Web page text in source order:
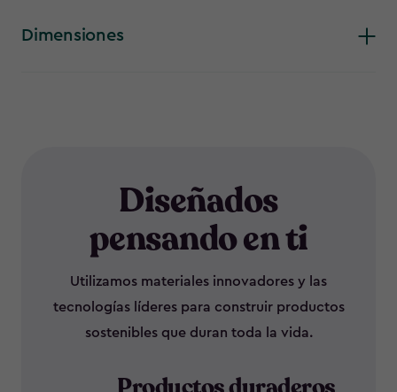
Dimensiones
Diseñados
pensando en ti
Utilizamos materiales innovadores y las
tecnologías líderes para construir productos
sostenibles que duran toda la vida.